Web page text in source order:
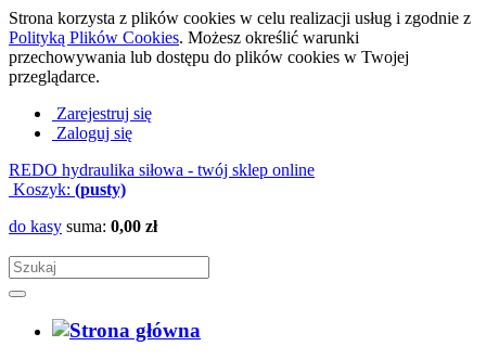
Strona korzysta z plików cookies w celu realizacji usług i zgodnie z
Polityką Plików Cookies. Możesz określić warunki
przechowywania lub dostępu do plików cookies w Twojej
przeglądarce.
Zarejestruj się
Zaloguj się
REDO hydraulika siłowa - twój sklep online
Koszyk: (pusty)
do kasy suma: 0,00 zł